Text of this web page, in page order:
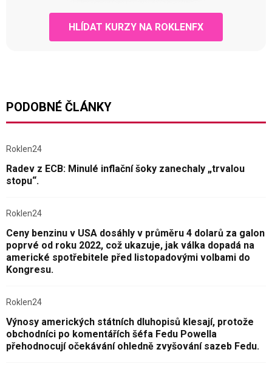
HLÍDAT KURZY NA ROKLENFX
PODOBNÉ ČLÁNKY
Roklen24
Radev z ECB: Minulé inflační šoky zanechaly „trvalou
stopu“.
Roklen24
Ceny benzinu v USA dosáhly v průměru 4 dolarů za galon
poprvé od roku 2022, což ukazuje, jak válka dopadá na
americké spotřebitele před listopadovými volbami do
Kongresu.
Roklen24
Výnosy amerických státních dluhopisů klesají, protože
obchodníci po komentářích šéfa Fedu Powella
přehodnocují očekávání ohledně zvyšování sazeb Fedu.